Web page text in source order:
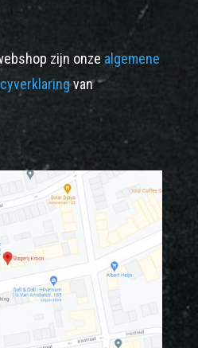
zijn onze algemene
van